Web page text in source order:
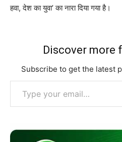
हवा, देश का युवा’ का नारा दिया गया है।
Discover more
Subscribe to get the latest
Type your email…